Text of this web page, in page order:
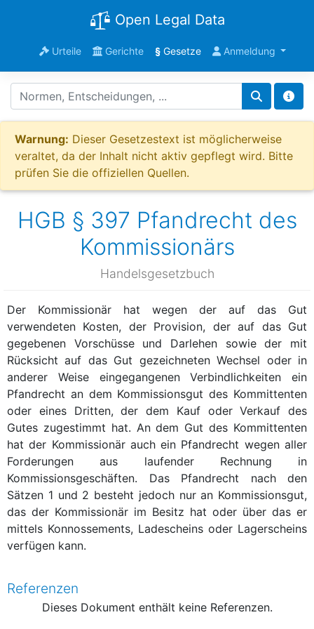
Open Legal Data
Urteile Gerichte §Gesetze Anmeldung
Warnung: Dieser Gesetzestext ist möglicherweise
veraltet, da der Inhalt nicht aktiv gepflegt wird. Bitte
prüfen Sie die offiziellen Quellen.
HGB § 397 Pfandrecht des
Kommissionärs
Handelsgesetzbuch
Der Kommissionär hat wegen der auf das Gut
verwendeten Kosten, der Provision, der auf das Gut
gegebenen Vorschüsse und Darlehen sowie der mit
Rücksicht auf das Gut gezeichneten Wechsel oder in
anderer Weise eingegangenen Verbindlichkeiten ein
Pfandrecht an dem Kommissionsgut des Kommittenten
oder eines Dritten, der dem Kauf oder Verkauf des
Gutes zugestimmt hat. An dem Gut des Kommittenten
hat der Kommissionär auch ein Pfandrecht wegen aller
Forderungen aus laufender Rechnung in
Kommissionsgeschäften. Das Pfandrecht nach den
Sätzen 1 und 2 besteht jedoch nur an Kommissionsgut,
das der Kommissionär im Besitz hat oder über das er
mittels Konnossements, Ladescheins oder Lagerscheins
verfügen kann.
Referenzen
Dieses Dokument enthält keine Referenzen.